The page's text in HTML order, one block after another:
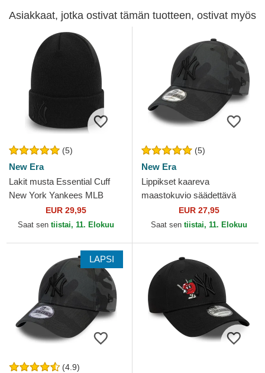
Asiakkaat, jotka ostivat tämän tuotteen, ostivat myös
(5)
New Era
Lakit musta Essential Cuff
New York Yankees MLB
EUR 29,95
Saat sen tiistai, 11. Elokuu
(5)
New Era
Lippikset kaareva
maastokuvio säädettävä
nauha 9FORTY League
Essential New York Yankees
EUR 27,95
Saat sen tiistai, 11. Elokuu
LAPSI
(4.9)